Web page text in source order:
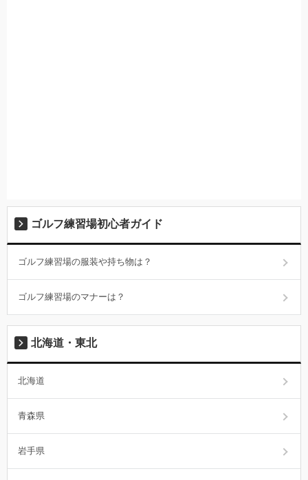
ゴルフ練習場初心者ガイド
ゴルフ練習場の服装や持ち物は？
ゴルフ練習場のマナーは？
北海道・東北
北海道
青森県
岩手県